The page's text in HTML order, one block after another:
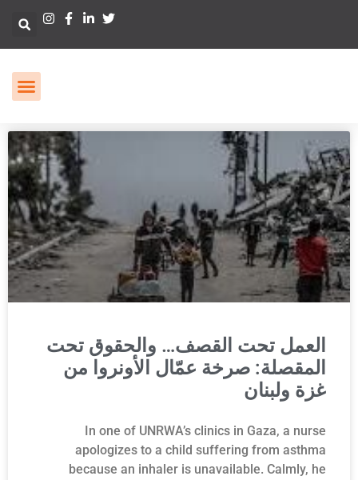
العمل تحت القصف… والحقوق تحت
المقصلة: صرخة عمّال الأونروا من
غزة ولبنان
In one of UNRWA’s clinics in Gaza, a nurse
apologizes to a child suffering from asthma
because an inhaler is unavailable. Calmly, he